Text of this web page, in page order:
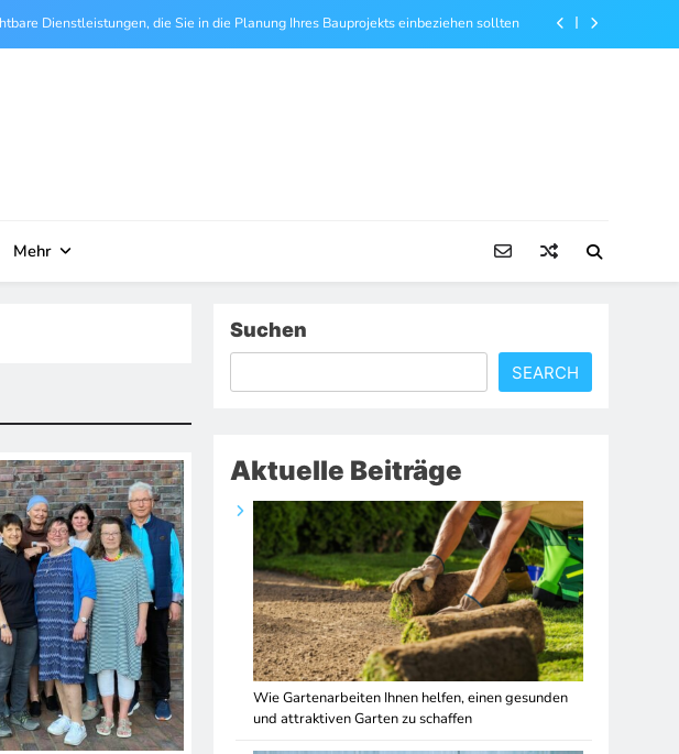
Dienstleistungen, die Sie in die Planung Ihres Bauprojekts einbeziehen sollten
Wie Arbeitsrecht Ihnen bei Problemen am Arbeitsplatz helfen kann
Mehr
Suchen
SEARCH
Aktuelle Beiträge
Wie Gartenarbeiten Ihnen helfen, einen gesunden
und attraktiven Garten zu schaffen